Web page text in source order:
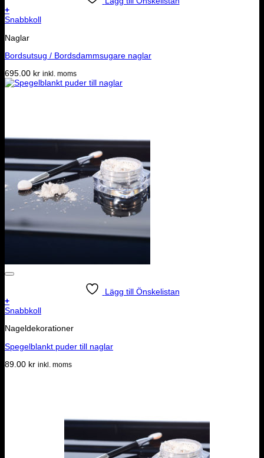
+
Snabbkoll
Naglar
Bordsutsug / Bordsdammsugare naglar
695.00 kr inkl. moms
Lägg till Önskelistan
+
Snabbkoll
Nageldekorationer
Spegelblankt puder till naglar
89.00 kr inkl. moms